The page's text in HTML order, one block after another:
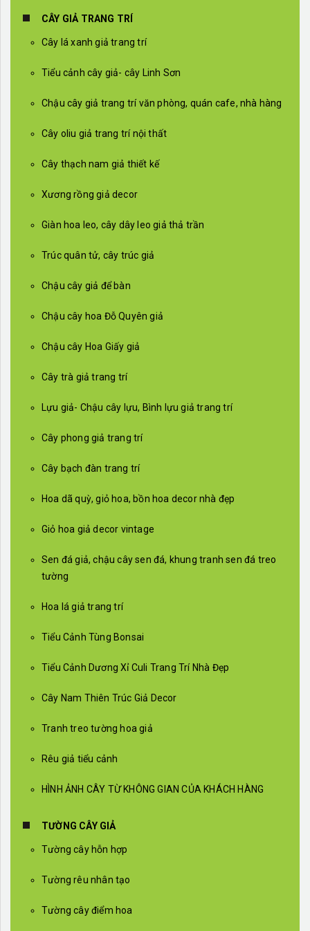
CÂY GIẢ TRANG TRÍ
Cây lá xanh giả trang trí
Tiểu cảnh cây giả- cây Linh Sơn
Chậu cây giả trang trí văn phòng, quán cafe, nhà hàng
Cây oliu giả trang trí nội thất
Cây thạch nam giả thiết kế
Xương rồng giả decor
Giàn hoa leo, cây dây leo giả thả trần
Trúc quân tử, cây trúc giả
Chậu cây giả để bàn
Chậu cây hoa Đỗ Quyên giả
Chậu cây Hoa Giấy giả
Cây trà giả trang trí
Lựu giả- Chậu cây lựu, Bình lựu giả trang trí
Cây phong giả trang trí
Cây bạch đàn trang trí
Hoa dã quỳ, giỏ hoa, bồn hoa decor nhà đẹp
Giỏ hoa giả decor vintage
Sen đá giả, chậu cây sen đá, khung tranh sen đá treo
tường
Hoa lá giả trang trí
Tiểu Cảnh Tùng Bonsai
Tiểu Cảnh Dương Xỉ Culi Trang Trí Nhà Đẹp
Cây Nam Thiên Trúc Giả Decor
Tranh treo tường hoa giả
Rêu giả tiểu cảnh
HÌNH ẢNH CÂY TỪ KHÔNG GIAN CỦA KHÁCH HÀNG
TƯỜNG CÂY GIẢ
Tường cây hỗn hợp
Tường rêu nhân tạo
Tường cây điểm hoa